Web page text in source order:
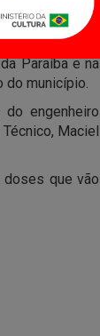
Paraíba e na
município.
engenheiro
Maciel
doses que vão